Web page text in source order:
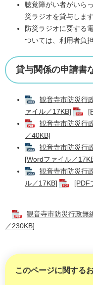
聴覚障がい者がいら
災ラジオを貸与します
防災ラジオに要する
ついては、利用者負
貸与関係の申請書
観音寺市防災行
ァイル／17KB]
観音寺市防災行
／40KB]
観音寺市防災行
[Wordファイル／
観音寺市防災行
ル／17KB]
[PDF
観音寺市防災行政無
／230KB]
このページに関する